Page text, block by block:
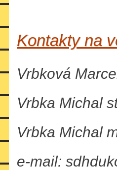
Kontakty na
Vrbková
Vrbka Michal
Vrbka Michal
e-mail: